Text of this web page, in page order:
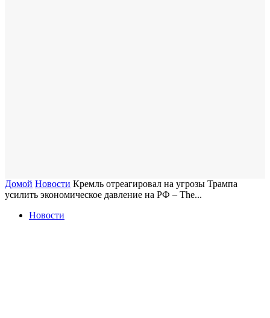
Домой Новости Кремль отреагировал на угрозы Трампа
усилить экономическое давление на РФ – The...
Новости